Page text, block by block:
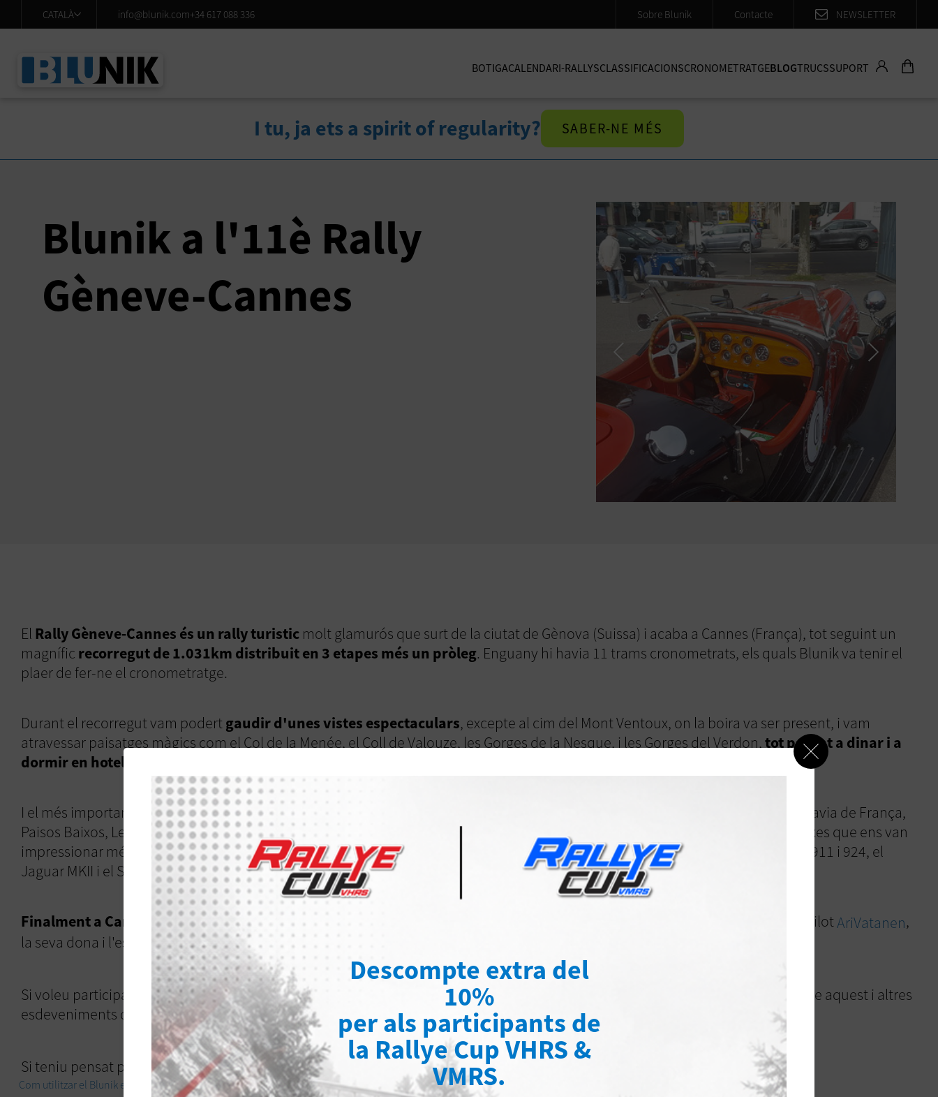
CATALÀ info@blunik.com+34 617 088 336 Sobre Blunik Contacte NEWSLETTER
BOTIGACALENDARI-RALLYSCLASSIFICACIONSCRONOMETRATGEBLOGTRUCSSUPORT
I tu, ja ets a spirit of regularity? SABER-NE MÉS
Blunik a l'11è Rally
Gèneve-Cannes
El Rally Gèneve-Cannes és un rally turistic molt glamurós que surt de la ciutat de Gènova (Suissa) i acaba a Cannes (França), tot seguint un
magnífic recorregut de 1.031km distribuit en 3 etapes més un pròleg. Enguany hi havia 11 trams cronometrats, els quals Blunik va tenir el
plaer de fer-ne el cronometratge.
Durant el recorregut vam podert gaudir d'unes vistes espectaculars, excepte al cim del Mont Ventoux, on la boira va ser present, i vam
atravessar paisatges màgics com el Col de la Menée, el Coll de Valouze, les Gorges de la Nesque, i les Gorges del Verdon, tot parant a dinar i a
dormir en hotels de luxe.
I el més important de tot és que tots els pilots i copilots van estar fantàstics i l'ambient va ser molt cordial en tot moment. N'hi havia de França,
Paisos Baixos, Letònia, Regne Unit, Suissa, Suècia i fins i tot Australia! I tots conduien meravelles. Us destaquem alguns dels cotxes que ens van
impressionar més com l'Aston Martin DB4, el Jaguar Type E o el MG TA, un vehicle d'abans de la Guerra! I també els Porche 914, 911 i 924, el
Jaguar MKII i el Saab 96 V4.
Finalment a Cannes , al sopar del final del rally on es van fer les entregues dels premis, vam tenir l'honor de conèixer el famós pilotAriVatanen,
la seva dona i l'escriptoraMaria Roiha , que escriurà la seva biografia.
Si voleu participar en la següent edició, us deixem el link de l' organitzador, Jean-Claude de Peugeot
, que fa anys porta a terme aquest i altres
esdeveniments d'èxit.www.genevecannes.com
Si teniu pensat particpar en properes edicions i ja disposeu o voleu disposar d'a
Com utilitzar el Blunik en el ral·li Gèneve-Cannes
Descompte extra del
10%
per als participants de
la Rallye Cup VHRS &
VMRS.